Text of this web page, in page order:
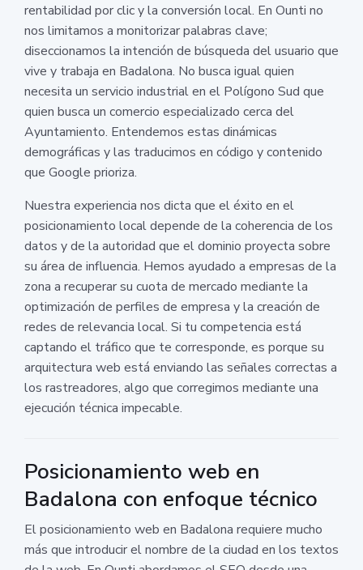
rentabilidad por clic y la conversión local. En Ounti no
nos limitamos a monitorizar palabras clave;
diseccionamos la intención de búsqueda del usuario que
vive y trabaja en Badalona. No busca igual quien
necesita un servicio industrial en el Polígono Sud que
quien busca un comercio especializado cerca del
Ayuntamiento. Entendemos estas dinámicas
demográficas y las traducimos en código y contenido
que Google prioriza.
Nuestra experiencia nos dicta que el éxito en el
posicionamiento local depende de la coherencia de los
datos y de la autoridad que el dominio proyecta sobre
su área de influencia. Hemos ayudado a empresas de la
zona a recuperar su cuota de mercado mediante la
optimización de perfiles de empresa y la creación de
redes de relevancia local. Si tu competencia está
captando el tráfico que te corresponde, es porque su
arquitectura web está enviando las señales correctas a
los rastreadores, algo que corregimos mediante una
ejecución técnica impecable.
Posicionamiento web en
Badalona con enfoque técnico
El posicionamiento web en Badalona requiere mucho
más que introducir el nombre de la ciudad en los textos